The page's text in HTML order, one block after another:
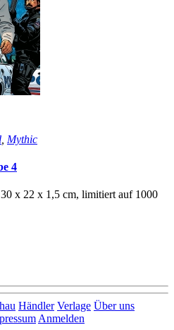
Mythic
4
x 22 x 1,5 cm, limitiert auf 1000
Händler Verlage Über uns
Anmelden